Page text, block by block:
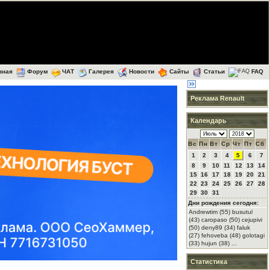
Форум ЧАТ Галерея Новости Сайты Статьи FAQ
Реклама Renault
Календарь
Вс Пн Вт Ср Чт Пт Сб
1
2 3 4 5 6
7
8
9 10 11 12 13
14
15 16 17 18 19 20
21
22
23 24 25 26 27
28
29 30
31
Дни рождения сегодня:
Andrewtim (55) busutul
(43) caropaso (50) cejupivi
(50) deny89 (34) faluk
(27) fehoveba (48) golotagi
(33) hujun (38) ...
Статистика